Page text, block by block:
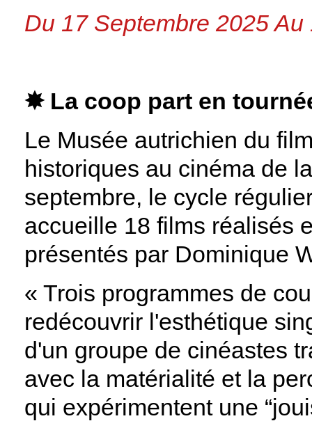
Du 17 Septembre 2025
✸ La coop part en
Le Musée autrichien du
historiques au cinéma de
septembre, le cycle
accueille 18 films réalisés
présentés par Dominique
« Trois programmes de
redécouvrir l'esthétique
d'un groupe de cinéastes
avec la matérialité et la
qui expérimentent une